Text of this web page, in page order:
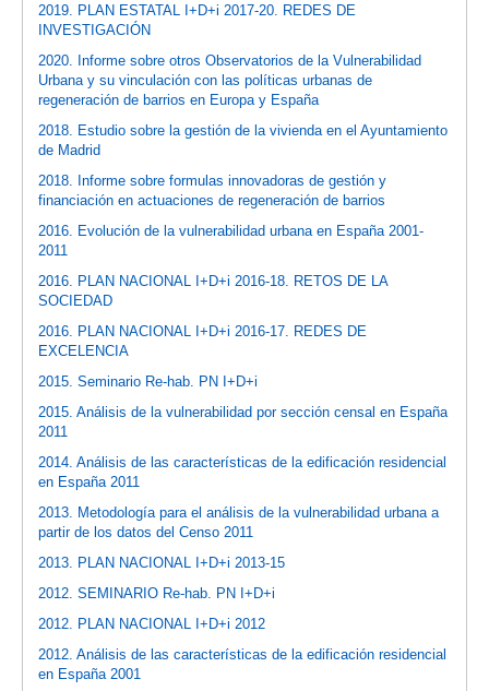
2019. PLAN ESTATAL I+D+i 2017-20. REDES DE
INVESTIGACIÓN
2020. Informe sobre otros Observatorios de la Vulnerabilidad
Urbana y su vinculación con las políticas urbanas de
regeneración de barrios en Europa y España
2018. Estudio sobre la gestión de la vivienda en el Ayuntamiento
de Madrid
2018. Informe sobre formulas innovadoras de gestión y
financiación en actuaciones de regeneración de barrios
2016. Evolución de la vulnerabilidad urbana en España 2001-
2011
2016. PLAN NACIONAL I+D+i 2016-18. RETOS DE LA
SOCIEDAD
2016. PLAN NACIONAL I+D+i 2016-17. REDES DE
EXCELENCIA
2015. Seminario Re-hab. PN I+D+i
2015. Análisis de la vulnerabilidad por sección censal en España
2011
2014. Análisis de las características de la edificación residencial
en España 2011
2013. Metodología para el análisis de la vulnerabilidad urbana a
partir de los datos del Censo 2011
2013. PLAN NACIONAL I+D+i 2013-15
2012. SEMINARIO Re-hab. PN I+D+i
2012. PLAN NACIONAL I+D+i 2012
2012. Análisis de las características de la edificación residencial
en España 2001